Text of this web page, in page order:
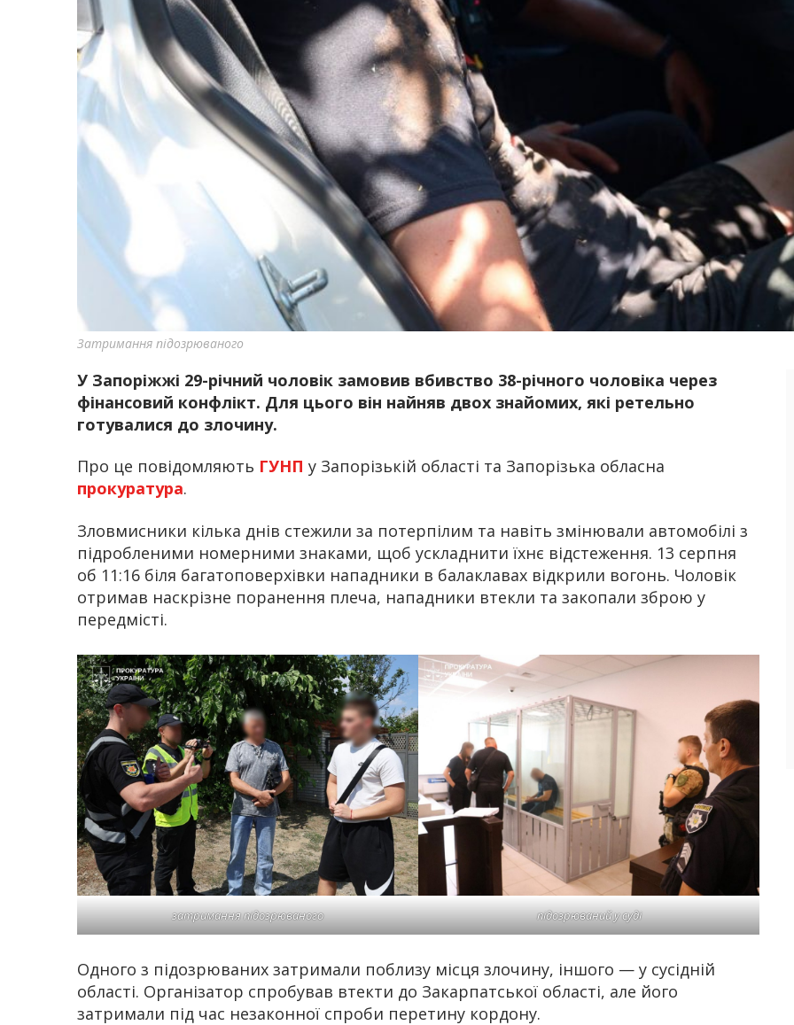
Затримання підозрюваного
У Запоріжжі 29-річний чоловік замовив вбивство 38-річного чоловіка через
фінансовий конфлікт. Для цього він найняв двох знайомих, які ретельно
готувалися до злочину.
Про це повідомляють ГУНП у Запорізькій області та Запорізька обласна
прокуратура.
Зловмисники кілька днів стежили за потерпілим та навіть змінювали автомобілі з
підробленими номерними знаками, щоб ускладнити їхнє відстеження. 13 серпня
об 11:16 біля багатоповерхівки нападники в балаклавах відкрили вогонь. Чоловік
отримав наскрізне поранення плеча, нападники втекли та закопали зброю у
передмісті.
затримання підозрюваного підозрюваний у суді
Одного з підозрюваних затримали поблизу місця злочину, іншого — у сусідній
області. Організатор спробував втекти до Закарпатської області, але його
затримали під час незаконної спроби перетину кордону.